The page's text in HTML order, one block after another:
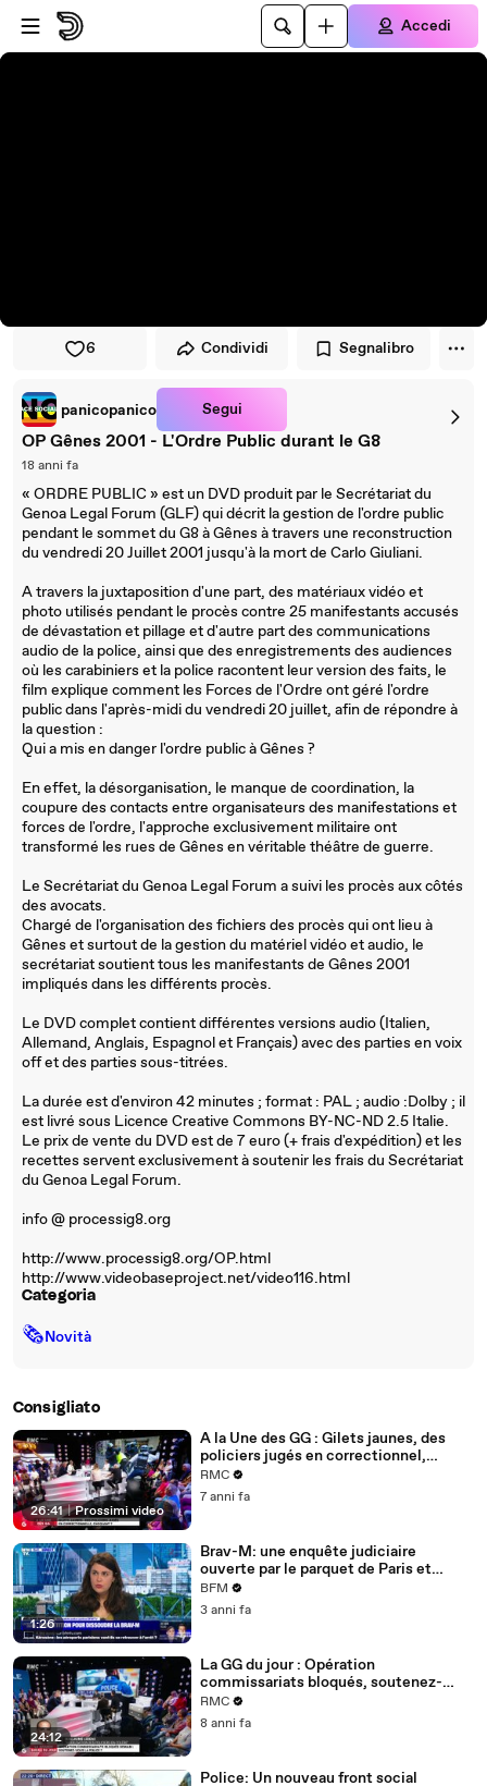
Vai al lettore
Passa al contenuto principale
Accedi
6 Condividi Segnalibro
panicopanico Segui
OP Gênes 2001 - L'Ordre Public durant le G8
18 anni fa
« ORDRE PUBLIC » est un DVD produit par le Secrétariat du
Genoa Legal Forum (GLF) qui décrit la gestion de l'ordre public
pendant le sommet du G8 à Gênes à travers une reconstruction
du vendredi 20 Juillet 2001 jusqu'à la mort de Carlo Giuliani.
A travers la juxtaposition d'une part, des matériaux vidéo et
photo utilisés pendant le procès contre 25 manifestants accusés
de dévastation et pillage et d'autre part des communications
audio de la police, ainsi que des enregistrements des audiences
où les carabiniers et la police racontent leur version des faits, le
film explique comment les Forces de l'Ordre ont géré l'ordre
public dans l'après-midi du vendredi 20 juillet, afin de répondre à
la question :
Qui a mis en danger l'ordre public à Gênes ?
En effet, la désorganisation, le manque de coordination, la
coupure des contacts entre organisateurs des manifestations et
forces de l'ordre, l'approche exclusivement militaire ont
transformé les rues de Gênes en véritable théâtre de guerre.
Le Secrétariat du Genoa Legal Forum a suivi les procès aux côtés
des avocats.
Chargé de l'organisation des fichiers des procès qui ont lieu à
Gênes et surtout de la gestion du matériel vidéo et audio, le
secrétariat soutient tous les manifestants de Gênes 2001
impliqués dans les différents procès.
Le DVD complet contient différentes versions audio (Italien,
Allemand, Anglais, Espagnol et Français) avec des parties en voix
off et des parties sous-titrées.
La durée est d'environ 42 minutes ; format : PAL ; audio :Dolby ; il
est livré sous Licence Creative Commons BY-NC-ND 2.5 Italie.
Le prix de vente du DVD est de 7 euro (+ frais d'expédition) et les
recettes servent exclusivement à soutenir les frais du Secrétariat
du Genoa Legal Forum.
info @ processig8.org
http://www.processig8.org/OP.html
http://www.videobaseproject.net/video116.html
Categoria
🗞Novità
Consigliato
26:41 | Prossimi video
A la Une des GG : Gilets jaunes, des
policiers jugés en correctionnel,
choquant ? - 31/05
RMC
7 anni fa
1:26
Brav-M: une enquête judiciaire
ouverte par le parquet de Paris et
confiée à l'IGPN pour violence
volontaire par personne dépositaire de
BFM
3 anni fa
24:12
La GG du jour : Opération
commissariats bloqués, soutenez-
vous la police ? – 18/12
RMC
8 anni fa
Police: Un nouveau front social